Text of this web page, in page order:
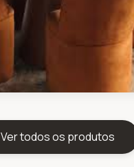
Ver todos os produtos